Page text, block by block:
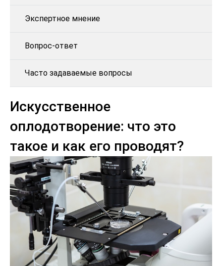
Экспертное мнение
Вопрос-ответ
Часто задаваемые вопросы
Искусственное
оплодотворение: что это
такое и как его проводят?